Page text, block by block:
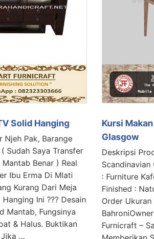
Solid Hanging
Njeh Pak, Barange
Sudah Saya Transfer
Benar ) Real
Ibu Erma Di Mlati
Kurang Dari Meja
Ini ??? Desain
Mantab, Fungsinya
& Halus. Buktikan
Jika …
Kursi
Glasgow
Deskripsi
: Furniture
Finished :
Order
Furnicraft –